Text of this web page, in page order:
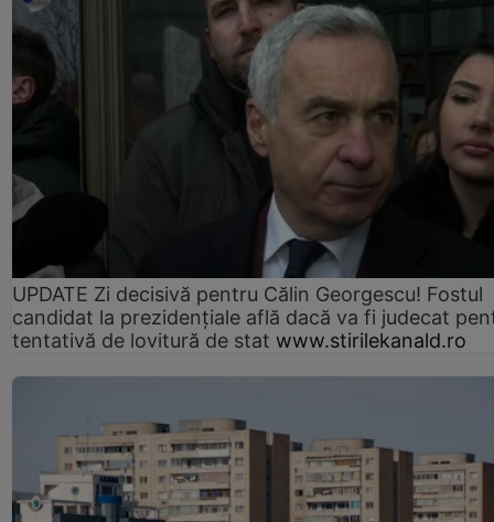
UPDATE Zi decisivă pentru Călin Georgescu! Fostul
candidat la prezidențiale află dacă va fi judecat
tentativă de lovitură de stat www.stirilekanald.ro